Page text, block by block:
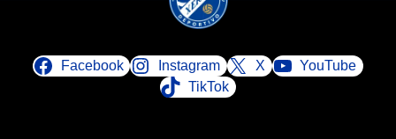
Facebook Instagram X
YouTube
TikTok